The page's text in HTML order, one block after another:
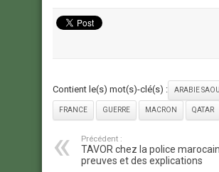
Contient le(s) mot(s)-clé(s) : ARABIE
FRANCE GUERRE MACRON QATAR
Précédent :
TAVOR chez la police
preuves et des explications